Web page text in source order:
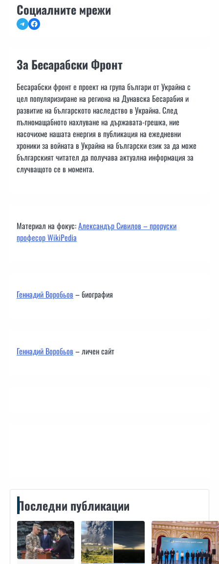
Социалните мрежи
TelegramFacebook
За Бесарабски Фронт
Бесарабски фронт е проект на група българи от Украйна с
цел популяризиране на региона на Дунавска Бесарабия и
развитие на българското наследство в Украйна. След
пълномащабното нахлуване на държавата-грешка, ние
насочихме нашата енергия в публикация на ежедневни
хроники за войната в Украйна на български език за да може
българският читател да получава актуална информация за
случващото се в момента.
Материал на фокус:Александър Сивилов – проруски
професор WikiPedia
Геннадий Воробьов– биография
Геннадий Воробьов– личен сайт
Последни публикации